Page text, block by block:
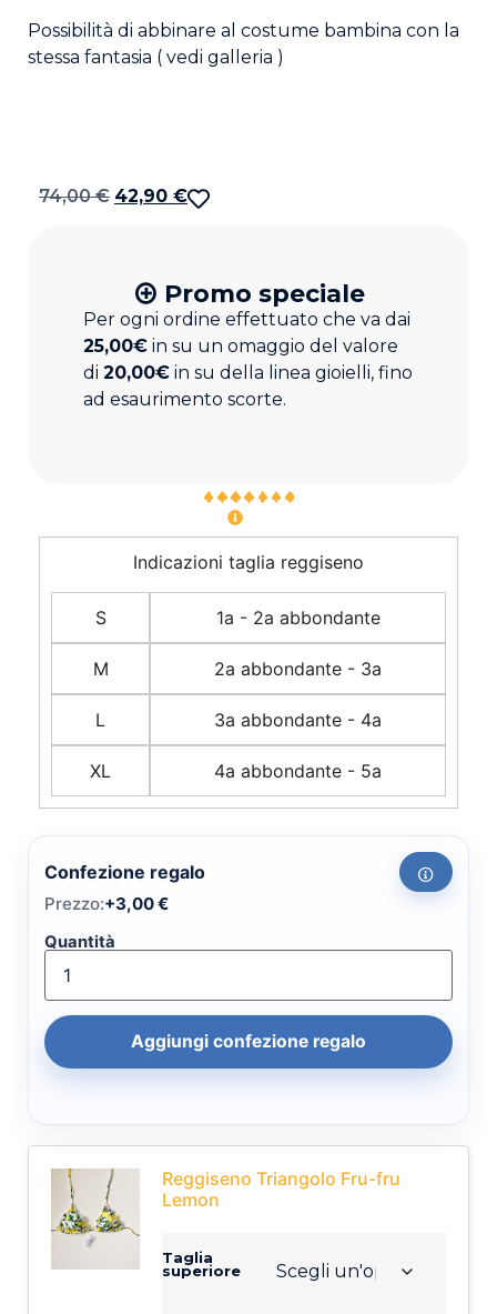
Possibilità di abbinare al costume bambina con la
stessa fantasia ( vedi galleria )
74,00€ 42,90 €
Promo speciale
Per ogni ordine effettuato che va dai
25,00€ in su un omaggio del valore
di 20,00€ in su della linea gioielli, fino
ad esaurimento scorte.
Indicazioni taglia reggiseno
S 1a - 2a abbondante
M 2a abbondante - 3a
L 3a abbondante - 4a
XL 4a abbondante - 5a
Confezione regalo
Prezzo:+3,00€
Quantità
Aggiungi confezione regalo
Reggiseno Triangolo Fru-fru
Lemon
Taglia
superiore